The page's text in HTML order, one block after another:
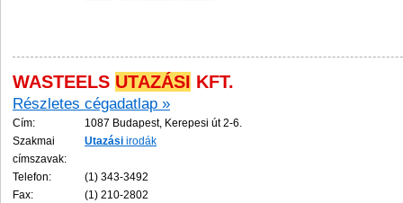
WASTEELS UTAZÁSI KFT.
Részletes cégadatlap »
Cím:
1087 Budapest, Kerepesi út 2-6.
Szakmai
címszavak:
Utazási irodák
Telefon:
(1) 343-3492
Fax:
(1) 210-2802